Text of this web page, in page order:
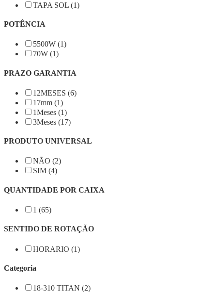
TAPA SOL (1)
POTÊNCIA
5500W (1)
70W (1)
PRAZO GARANTIA
12MESES (6)
17mm (1)
1Meses (1)
3Meses (17)
PRODUTO UNIVERSAL
NÃO (2)
SIM (4)
QUANTIDADE POR CAIXA
1 (65)
SENTIDO DE ROTAÇÃO
HORARIO (1)
Categoria
18-310 TITAN (2)